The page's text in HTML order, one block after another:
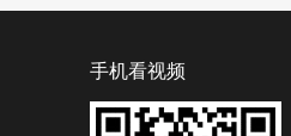
手机看视频